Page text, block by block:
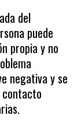
del
puede
propia y no
negativa y se
contacto